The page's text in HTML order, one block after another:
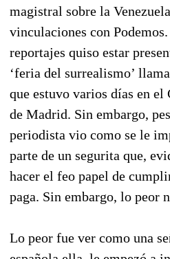
magistral sobre la
vinculaciones con
reportajes quiso estar
‘feria del surrealismo’
que estuvo varios días en
de Madrid. Sin embargo,
periodista vio como se le
parte de un segurita que,
hacer el feo papel de
paga. Sin embargo, lo peor
Lo peor fue ver como una